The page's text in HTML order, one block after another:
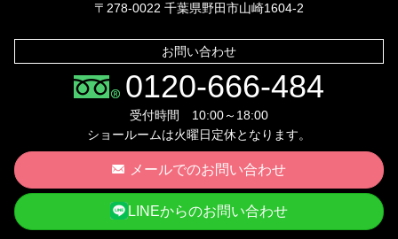
〒278-0022 千葉県野田市山崎1604-2
お問い合わせ
0120-666-484
受付時間 10:00～18:00
ショールームは火曜日定休となります。
メールでのお問い合わせ
LINEからのお問い合わせ